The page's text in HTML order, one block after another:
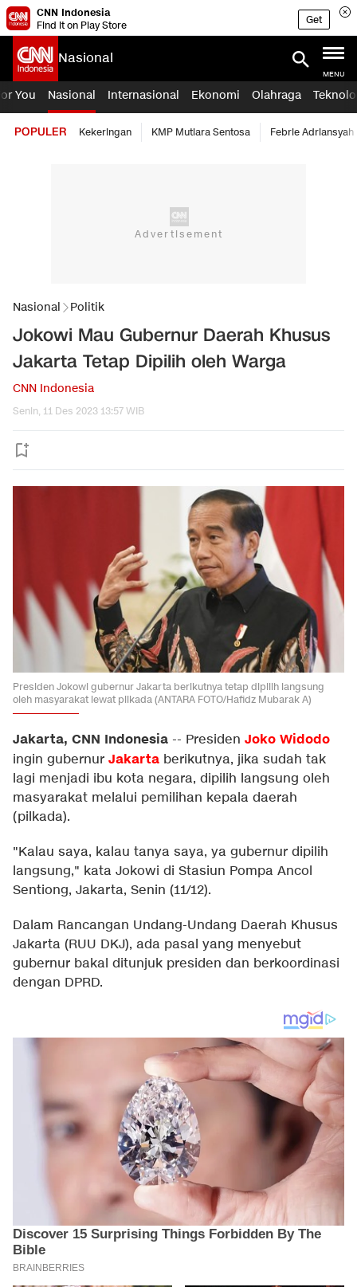
CNN Indonesia
Find it on Play Store
Get
Nasional
MENU
You Nasional Internasional Ekonomi Olahraga
POPULER Kekeringan KMP Mutiara Sentosa Febrie Adriansyah
Nasional Politik
Jokowi Mau Gubernur Daerah Khusus
Jakarta Tetap Dipilih oleh Warga
CNN Indonesia
Senin, 11 Des 2023 13:57 WIB
Presiden Jokowi gubernur Jakarta berikutnya tetap dipilih langsung
oleh masyarakat lewat pilkada (ANTARA FOTO/Hafidz Mubarak A)
Jakarta, CNN Indonesia -- Presiden Joko Widodo
ingin gubernur Jakarta berikutnya, jika sudah tak
lagi menjadi ibu kota negara, dipilih langsung oleh
masyarakat melalui pemilihan kepala daerah
(pilkada).
"Kalau saya, kalau tanya saya, ya gubernur dipilih
langsung," kata Jokowi di Stasiun Pompa Ancol
Sentiong, Jakarta, Senin (11/12).
Dalam Rancangan Undang-Undang Daerah Khusus
Jakarta (RUU DKJ), ada pasal yang menyebut
gubernur bakal ditunjuk presiden dan berkoordinasi
dengan DPRD.